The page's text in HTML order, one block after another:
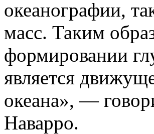
океанографии,
масс. Таким
формировании
является
океана», —
Наварро.